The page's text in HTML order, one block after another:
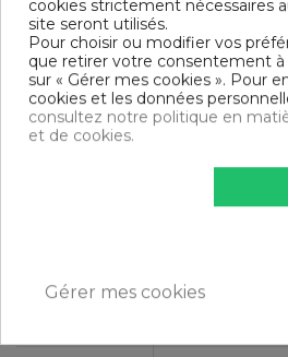
240 x 260 cm : 2 personnes
CONTENU
1 Housse de couette 240x260 cm
DESCRIPTIF
Grammage 170 gr/m²
cookies strictement nécessaires
site seront utilisés.
Pour choisir ou modifier vos
que retirer votre consentement
sur « Gérer mes cookies ». Pour
cookies et les données
consultez notre politique en
et de cookies.
Gérer mes cookies